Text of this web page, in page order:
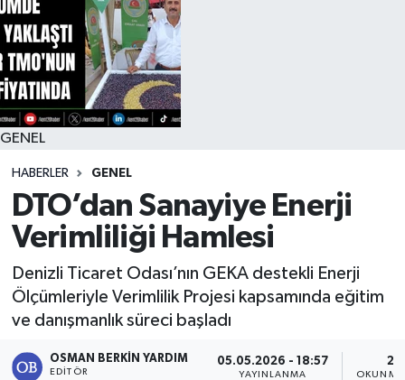
GENEL
HABERLER GENEL
DTO’dan Sanayiye Enerji
Verimliliği Hamlesi
Denizli Ticaret Odası’nın GEKA destekli Enerji
Ölçümleriyle Verimlilik Projesi kapsamında eğitim
ve danışmanlık süreci başladı
OSMAN BERKIN YARDIM
EDITÖR
05.05.2026 - 18:57
YAYINLANMA
2
OKUNMA
RESMİ İLAN